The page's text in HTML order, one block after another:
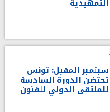
التمهيدية
سبتمبر المقبل: تونس
تحتضن الدورة السادسة
للملتقى الدولي للفنون